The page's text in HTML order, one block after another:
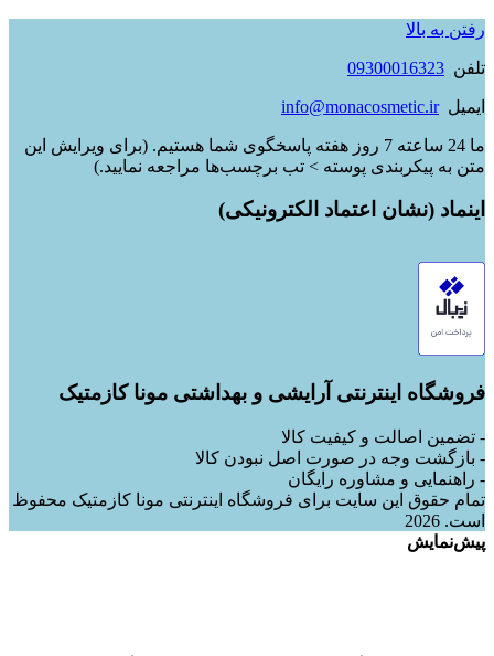
رفتن به بالا
تلفن 09300016323
ایمیلinfo@monacosmetic.ir
ما 24 ساعته 7 روز هفته پاسخگوی شما هستیم. (برای ویرایش این
متن به پیکربندی پوسته > تب برچسب‌ها مراجعه نمایید.)
اینماد (نشان اعتماد الکترونیکی)
فروشگاه اینترنتی آرایشی و بهداشتی مونا کازمتیک
- تضمین اصالت و کیفیت کالا
- بازگشت وجه در صورت اصل نبودن کالا
- راهنمایی و مشاوره رایگان
تمام حقوق این سایت برای فروشگاه اینترنتی مونا کازمتیک محفوظ
است. 2026
پیش‌نمایش